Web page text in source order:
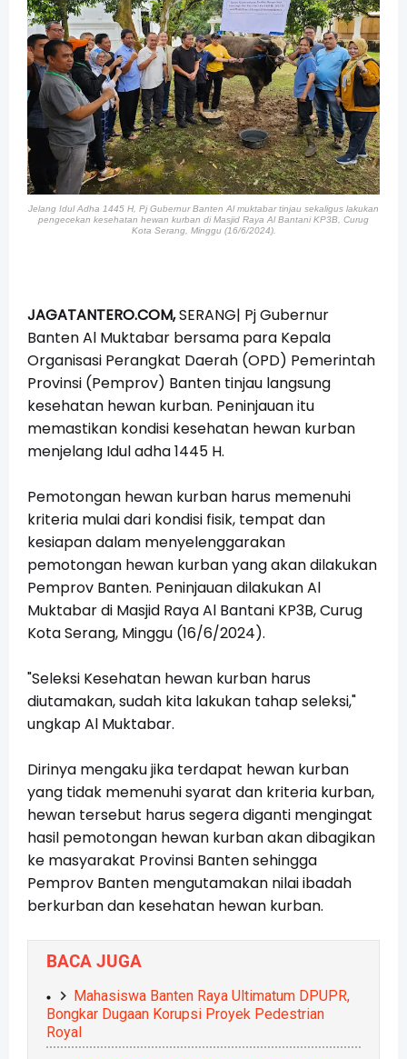
Jelang Idul Adha 1445 H, Pj Gubernur Banten Al muktabar tinjau sekaligus lakukan
pengecekan kesehatan hewan kurban di Masjid Raya Al Bantani KP3B, Curug
Kota Serang, Minggu (16/6/2024).
JAGATANTERO.COM,SERANG| Pj Gubernur
Banten Al Muktabar bersama para Kepala
Organisasi Perangkat Daerah (OPD) Pemerintah
Provinsi (Pemprov) Banten tinjau langsung
kesehatan hewan kurban. Peninjauan itu
memastikan kondisi kesehatan hewan kurban
menjelang Idul adha 1445 H.
Pemotongan hewan kurban harus memenuhi
kriteria mulai dari kondisi fisik, tempat dan
kesiapan dalam menyelenggarakan
pemotongan hewan kurban yang akan dilakukan
Pemprov Banten. Peninjauan dilakukan Al
Muktabar di Masjid Raya Al Bantani KP3B, Curug
Kota Serang, Minggu (16/6/2024).
"Seleksi Kesehatan hewan kurban harus
diutamakan, sudah kita lakukan tahap seleksi,"
ungkap Al Muktabar.
Dirinya mengaku jika terdapat hewan kurban
yang tidak memenuhi syarat dan kriteria kurban,
hewan tersebut harus segera diganti mengingat
hasil pemotongan hewan kurban akan dibagikan
ke masyarakat Provinsi Banten sehingga
Pemprov Banten mengutamakan nilai ibadah
berkurban dan kesehatan hewan kurban.
BACA JUGA
Mahasiswa Banten Raya Ultimatum DPUPR,
Bongkar Dugaan Korupsi Proyek Pedestrian
Royal